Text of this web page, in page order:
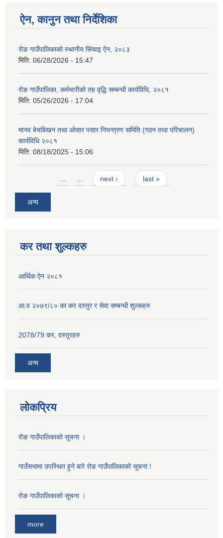
ऐन, कानुन तथा निर्देशिका
रोङ गाउँपालिकाको स्थानीय सिंचाइ ऐन, २०८३
मिति: 06/28/2026 - 15:47
रोङ गाउँपालिका, कर्मचारीको तह वृद्धि सम्बन्धी कार्यविधि, २०८१
मिति: 05/26/2026 - 17:04
मानव बेचबिखन तथा ओसार पसार नियन्त्रण समिति (गठन तथा परिचालन)
कार्यविधि २०८१
मिति: 08/18/2025 - 15:06
… … next › last »
अन्य
कर तथा शुल्कहरु
आर्थिक ऐन २०८१
आ.व २०७९/८० का कर दस्तुर र सेवा सम्बन्धी शुल्कहरु
2078/79 कर, दस्तुरहरु
अन्य
लोकप्रिय
राेङ गाउँपालिकाको सूचना ।
गाउँसभामा उपस्थित हुने बारे रोङ गाउँपालिकाको सूचना !
राेङ गाउँपालिकाको सूचना ।
more